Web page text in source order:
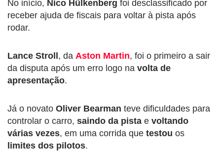
No início, Nico Hülkenberg foi desclassificado por
receber ajuda de fiscais para voltar à pista após
rodar.
Lance Stroll, da Aston Martin, foi o primeiro a sair
da disputa após um erro logo na volta de
apresentação.
Já o novato Oliver Bearman teve dificuldades para
controlar o carro, saindo da pista e voltando
várias vezes, em uma corrida que testou os
limites dos pilotos.